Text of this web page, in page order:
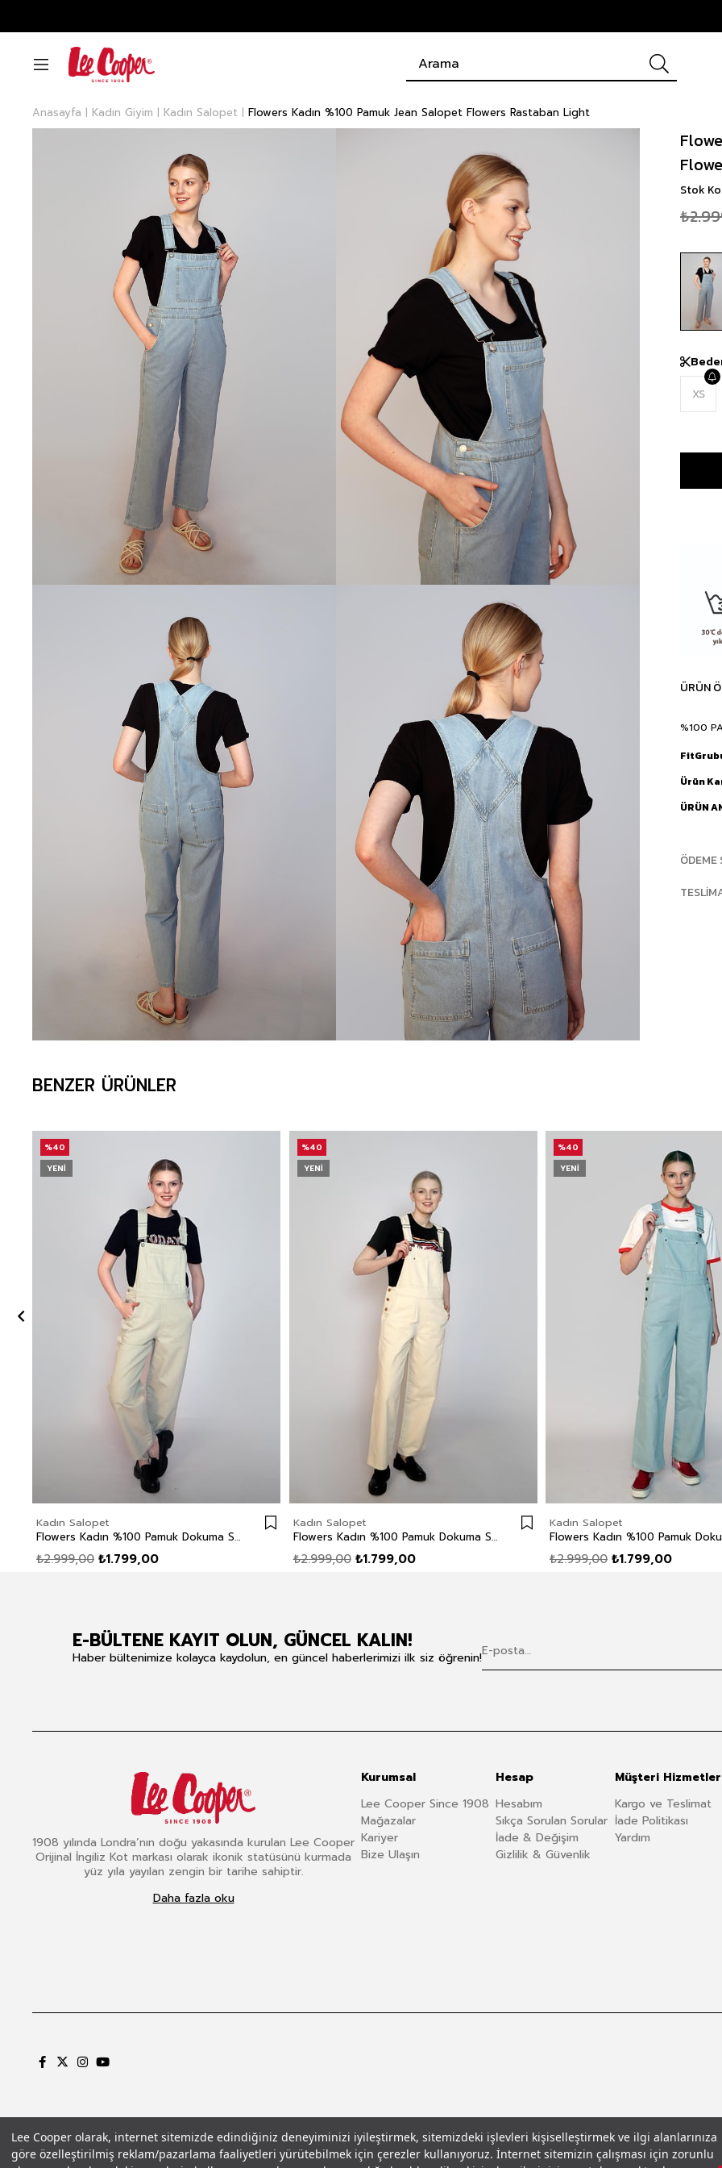
Lee Cooper olarak, internet sitemizde edindiğiniz deneyiminizi iyileştirmek, sitemizdeki işlevleri kişiselleştirmek ve ilgi alanlarınıza
göre özelleştirilmiş reklam/pazarlama faaliyetleri yürütebilmek için çerezler kullanıyoruz. İnternet sitemizin çalışması için zorunlu
Anasayfa Kadın Giyim Kadın Salopet Flowers Kadın %100 Pamuk Jean Salopet Flowers Rastaban Light
Stok
XS
ÜRÜN
%100
Ürün
ÜRÜN
ÖDEME
BENZER ÜRÜNLER
Kadın Salopet
Flowers Kadın %100 Pamuk Dokuma Salopet Mint
₺1.799,00
₺2.999,00
%40
YENI
Kadın Salopet
Flowers Kadın %100 Pamuk Dokuma Salopet Ekru
₺1.799,00
₺2.999,00
%40
YENI
Kadın Salopet
₺1.799,00
₺2.999,00
%40
YENI
E-BÜLTENE KAYIT OLUN, GÜNCEL KALIN!
Haber bültenimize kolayca kaydolun, en güncel haberlerimizi ilk siz öğrenin!
1908 yılında Londra’nın doğu yakasında kurulan Lee Cooper
Orijinal İngiliz Kot markası olarak ikonik statüsünü kurmada
yüz yıla yayılan zengin bir tarihe sahiptir.
Daha fazla oku
Kurumsal
Lee Cooper Since 1908
Mağazalar
Kariyer
Bize Ulaşın
Hesap
Hesabım
Sıkça Sorulan Sorular
İade & Değişim
Gizlilik & Güvenlik
Müşteri
Kargo ve Teslimat
İade Politikası
Yardım
Gizlilik PolitikasıÇerez PolitikasıKVKK Aydınlatma MetniŞartlar ve Koşullar© 2026 Leecooper - Tüm Hakları Saklıdır.